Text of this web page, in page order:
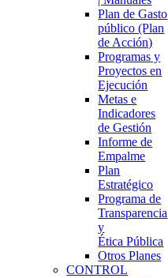
Plan de Gasto
público (Plan
de Acción)
Programas y
Proyectos en
Ejecución
Metas e
Indicadores
de Gestión
Informe de
Empalme
Plan
Estratégico
Programa de
Transparencia
y
Ética Pública
Otros Planes
CONTROL